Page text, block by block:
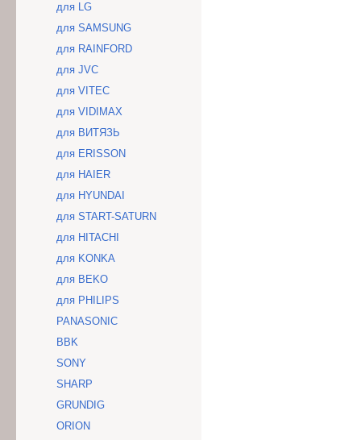
для LG
для SAMSUNG
для RAINFORD
для JVC
для VITEC
для VIDIMAX
для ВИТЯЗЬ
для ERISSON
для HAIER
для HYUNDAI
для START-SATURN
для HITACHI
для KONKA
для BEKO
для PHILIPS
PANASONIC
BBK
SONY
SHARP
GRUNDIG
ORION